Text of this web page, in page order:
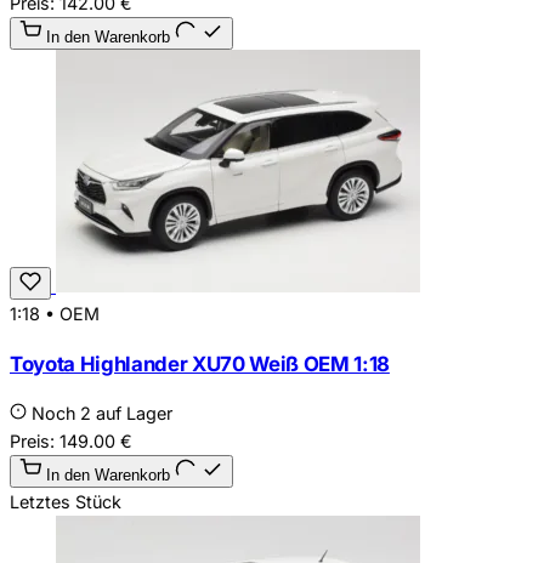
In den Warenkorb
1:18 • OEM
Toyota Highlander XU70 Weiß OEM 1:18
Noch 2 auf Lager
Preis: 149.00 €
In den Warenkorb
Letztes Stück